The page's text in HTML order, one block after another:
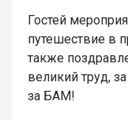
Гостей
путешествие в
также
великий труд,
за БАМ!